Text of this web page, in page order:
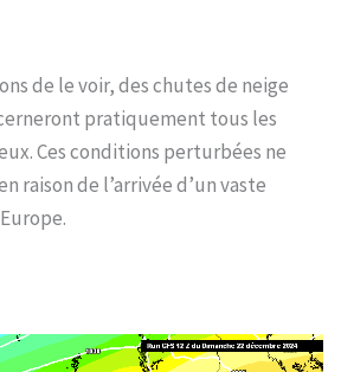
de le voir, des chutes de neige
pratiquement tous les
Ces conditions perturbées ne
raison de l’arrivée d’un vaste